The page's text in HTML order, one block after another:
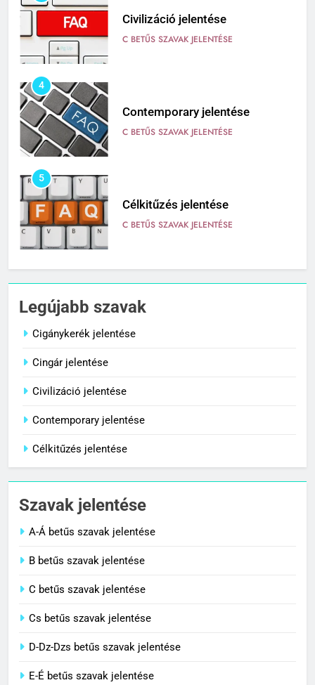
Contemporary jelentése
C BETŰS SZAVAK JELENTÉSE
5
Célkitűzés jelentése
C BETŰS SZAVAK JELENTÉSE
6
Centrális jelentése
C BETŰS SZAVAK JELENTÉSE
7
Céltudatos jelentése
8
Centenárium jelentése
1
Cigánykerék jelentése
C BETŰS SZAVAK JELENTÉSE
C BETŰS SZAVAK JELENTÉSE
3
Legújabb szavak
Cigánykerék jelentése
Cingár jelentése
Civilizáció jelentése
Contemporary jelentése
Célkitűzés jelentése
Szavak jelentése
A-Á betűs szavak jelentése
B betűs szavak jelentése
C betűs szavak jelentése
Cs betűs szavak jelentése
D-Dz-Dzs betűs szavak jelentése
E-É betűs szavak jelentése